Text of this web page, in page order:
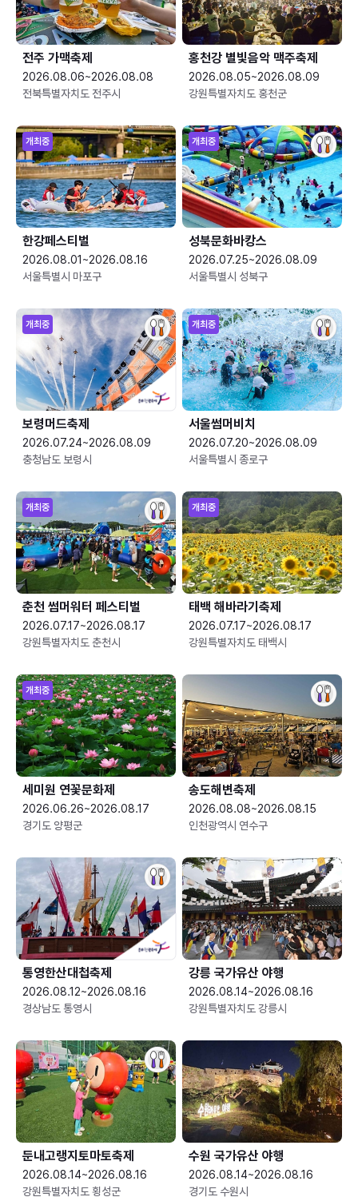
전주 가맥축제
2026.08.06~2026.08.08
전북특별자치도 전주시
홍천강 별빛음악 맥주축제
2026.08.05~2026.08.09
강원특별자치도 홍천군
개최중
한강페스티벌
2026.08.01~2026.08.16
서울특별시 마포구
개최중
성북문화바캉스
2026.07.25~2026.08.09
서울특별시 성북구
개최중
보령머드축제
2026.07.24~2026.08.09
충청남도 보령시
개최중
서울썸머비치
2026.07.20~2026.08.09
서울특별시 종로구
개최중
춘천 썸머워터 페스티벌
2026.07.17~2026.08.17
강원특별자치도 춘천시
개최중
태백 해바라기축제
2026.07.17~2026.08.17
강원특별자치도 태백시
개최중
세미원 연꽃문화제
2026.06.26~2026.08.17
경기도 양평군
송도해변축제
2026.08.08~2026.08.15
인천광역시 연수구
통영한산대첩축제
2026.08.12~2026.08.16
경상남도 통영시
강릉 국가유산 야행
2026.08.14~2026.08.16
강원특별자치도 강릉시
둔내고랭지토마토축제
2026.08.14~2026.08.16
강원특별자치도 횡성군
수원 국가유산 야행
2026.08.14~2026.08.16
경기도 수원시